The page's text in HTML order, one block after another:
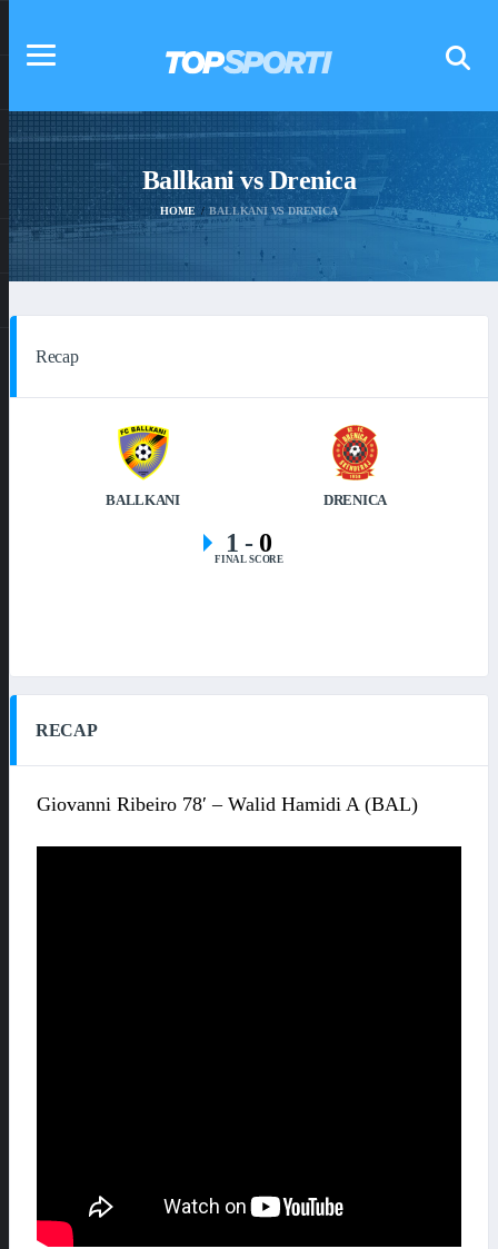
Ballkani vs Drenica
HOME BALLKANI VS DRENICA
Recap
BALLKANI DRENICA
1- 0
FINAL SCORE
RECAP
Giovanni Ribeiro 78′ – Walid Hamidi A (BAL)